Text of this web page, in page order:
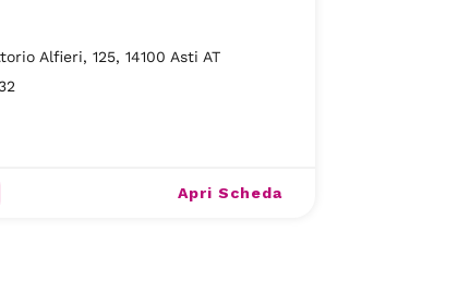
Alfieri, 125, 14100 Asti AT
Apri Scheda